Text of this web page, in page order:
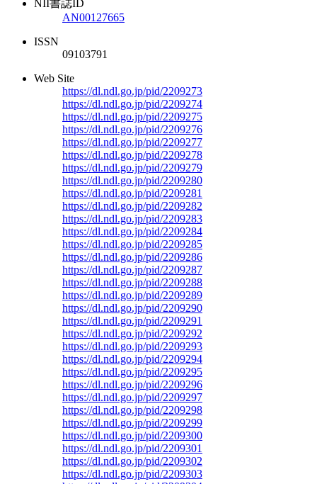
NII書誌ID
AN00127665
ISSN
09103791
Web Site
https://dl.ndl.go.jp/pid/2209273
https://dl.ndl.go.jp/pid/2209274
https://dl.ndl.go.jp/pid/2209275
https://dl.ndl.go.jp/pid/2209276
https://dl.ndl.go.jp/pid/2209277
https://dl.ndl.go.jp/pid/2209278
https://dl.ndl.go.jp/pid/2209279
https://dl.ndl.go.jp/pid/2209280
https://dl.ndl.go.jp/pid/2209281
https://dl.ndl.go.jp/pid/2209282
https://dl.ndl.go.jp/pid/2209283
https://dl.ndl.go.jp/pid/2209284
https://dl.ndl.go.jp/pid/2209285
https://dl.ndl.go.jp/pid/2209286
https://dl.ndl.go.jp/pid/2209287
https://dl.ndl.go.jp/pid/2209288
https://dl.ndl.go.jp/pid/2209289
https://dl.ndl.go.jp/pid/2209290
https://dl.ndl.go.jp/pid/2209291
https://dl.ndl.go.jp/pid/2209292
https://dl.ndl.go.jp/pid/2209293
https://dl.ndl.go.jp/pid/2209294
https://dl.ndl.go.jp/pid/2209295
https://dl.ndl.go.jp/pid/2209296
https://dl.ndl.go.jp/pid/2209297
https://dl.ndl.go.jp/pid/2209298
https://dl.ndl.go.jp/pid/2209299
https://dl.ndl.go.jp/pid/2209300
https://dl.ndl.go.jp/pid/2209301
https://dl.ndl.go.jp/pid/2209302
https://dl.ndl.go.jp/pid/2209303